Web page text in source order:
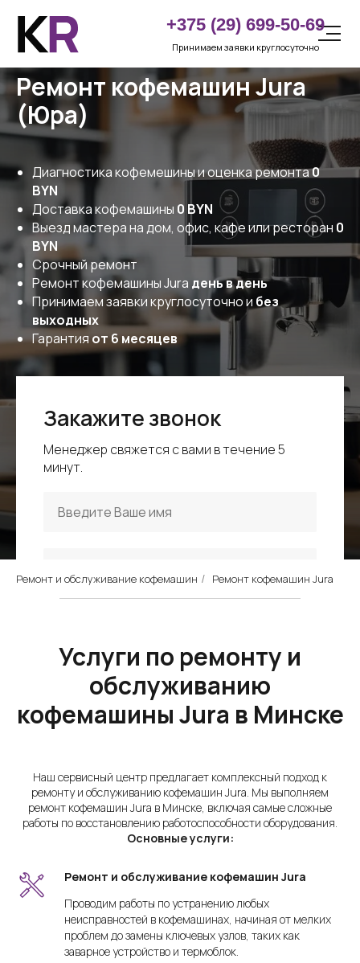
LET'S
GO!
Принимаем заявки круглосуточно
+375 (29) 699-50-69
Ремонт кофемашин Jura
(Юра)
Диагностика кофемешины и оценка ремонта0
BYN
Доставка кофемашины 0 BYN
Выезд мастера на дом, офис, кафе или ресторан 0
BYN
Срочный ремонт
Ремонт кофемашины Jura день в день
Принимаем заявки круглосуточно и без
выходных
Гарантияот 6 месяцев
Закажите звонок
Менеджер свяжется с вами в течение 5
минут.
Нажимая на кнопку, вы соглашаетесь c нашей
политикой конфиденциальности.
Ремонт и обслуживание кофемашин / Ремонт кофемашин Jura
Услуги по ремонту и
обслуживанию
кофемашины Jura в Минске
Наш сервисный центр предлагает комплексный подход к
ремонту и обслуживанию кофемашин Jura. Мы выполняем
ремонт кофемашин Jura в Минске, включая самые сложные
работы по восстановлению работоспособности оборудования.
Основные услуги:
Ремонт и обслуживание кофемашин Jura
Проводим работы по устранению любых
неисправностей в кофемашинах, начиная от мелких
проблем до замены ключевых узлов, таких как
заварное устройство и термоблок.